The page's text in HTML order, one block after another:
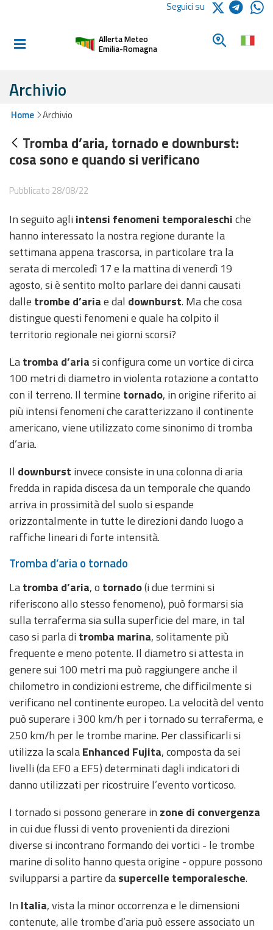
Informati e
Allerte E
Bollettini
Bollettini
Valanghe
Monitoraggio
eventi
Previsioni e dati
Previsioni meteo e
Dati osservati
Radar meteo
Strumenti
Operativi
Report
Aggiornamenti
Informazioni
utili
Domande
frequenti
Guida per gli
sviluppatori
Il progetto
Allerta
Meteo
Emilia-
Romagna
Contatti
Seguici su
Allerta Meteo
Emilia-Romagna
Cerca un
Archivio
Home Archivio
Tromba d’aria, tornado e downburst:
cosa sono e quando si verificano
Pubblicato 28/08/22
In seguito agli intensi fenomeni temporaleschiche
hanno interessato la nostra regione durante la
settimana appena trascorsa, in particolare tra la
serata di mercoledì 17 e la mattina di venerdì 19
agosto, si è sentito molto parlare dei danni causati
dalle trombe d’ariae dal downburst. Ma che cosa
distingue questi fenomeni e quale ha colpito il
territorio regionale nei giorni scorsi?
Latromba d’ariasi configura come un vortice di circa
100 metri di diametro in violenta rotazione a contatto
con il terreno. Il termine tornado, in origine riferito ai
più intensi fenomeni che caratterizzano il continente
americano, viene utilizzato come sinonimo di tromba
d’aria.
Il downburst invece consiste in una colonna di aria
fredda in rapida discesa da un temporale che quando
arriva in prossimità del suolo si espande
orizzontalmente in tutte le direzioni dando luogo a
raffiche lineari di forte intensità.
Tromba d’aria o tornado
Latromba d’aria, o tornado(i due termini si
riferiscono allo stesso fenomeno), può formarsi sia
sulla terraferma sia sulla superficie del mare, in tal
caso si parla di tromba marina, solitamente più
frequente e meno potente. Il diametro si attesta in
genere sui 100 metri ma può raggiungere anche il
chilometro in condizioni estreme, che difficilmente si
verificano nel continente europeo. La velocità del vento
può superare i 300 km/h per i tornado su terraferma, e
250 km/h per le trombe marine. Per classificarli si
utilizza la scalaEnhanced Fujita, composta da sei
livelli (da EF0 a EF5) determinati dagli indicatori di
danno utilizzati per ricostruire l’evento vorticoso.
I tornado si possono generare in zone di convergenza
in cui due flussi di vento provenienti da direzioni
diverse si incontrano formando dei vortici - le trombe
marine di solito hanno questa origine - oppure possono
svilupparsi a partire dasupercelle temporalesche.
In Italia, vista la minor occorrenza e le dimensioni
contenute, alle trombe d’aria può essere associato un